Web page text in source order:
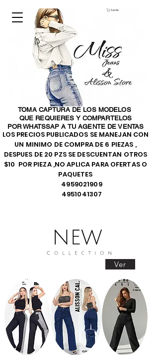
LOS PRECIOS PUBLICADOS SE MANEJAN CON
UN MINIMO DE COMPRA DE 6 PIEZAS ,
DESPUES DE 20 PZS SE DESCUENTAN OTROS
$10 POR PIEZA ,NO APLICA PARA OFERTAS O
PAQUETES
4959021909
4951041307
Ver
TOMA CAPTURA DE LOS MODELOS
QUE REQUIERES Y COMPARTELOS
POR WHATSSAP A TU AGENTE DE VENTAS
Carrito